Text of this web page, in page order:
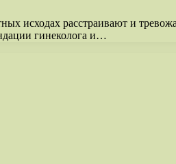
исходах расстраивают и
гинеколога и…